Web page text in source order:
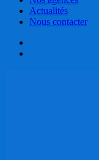
Actualités
Nous contacter